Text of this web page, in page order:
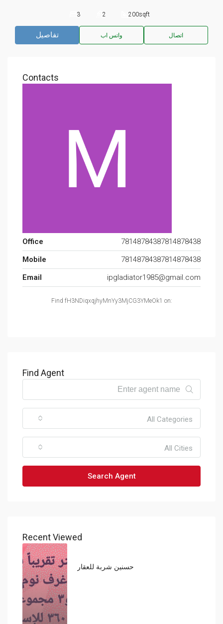
3 2 200sqft
تفاصيل واتس اب اتصال
Contacts
Office
78148784387814878438
Mobile
78148784387814878438
Email
ipgladiator1985@gmail.com
Find fH3NDiqxqjhyMnYy3MjCG3YMeOk1 on:
Find Agent
All Categories
All Cities
Search Agent
Recent Viewed
حسنين شربة للعقار